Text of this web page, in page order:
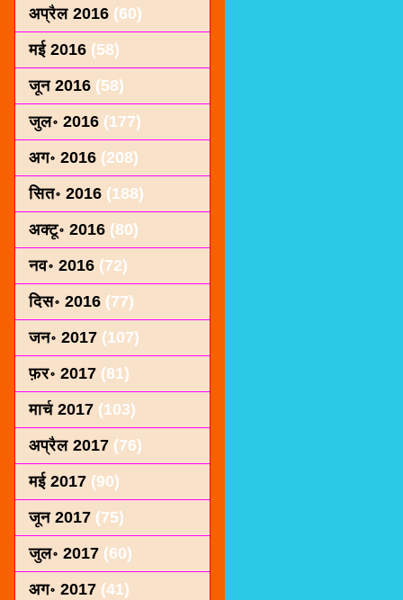
अप्रैल 2016 (60)
मई 2016 (58)
जून 2016 (58)
जुल॰ 2016 (177)
अग॰ 2016 (208)
सित॰ 2016 (188)
अक्टू॰ 2016 (80)
नव॰ 2016 (72)
दिस॰ 2016 (77)
जन॰ 2017 (107)
फ़र॰ 2017 (81)
मार्च 2017 (103)
अप्रैल 2017 (76)
मई 2017 (90)
जून 2017 (75)
जुल॰ 2017 (60)
अग॰ 2017 (41)